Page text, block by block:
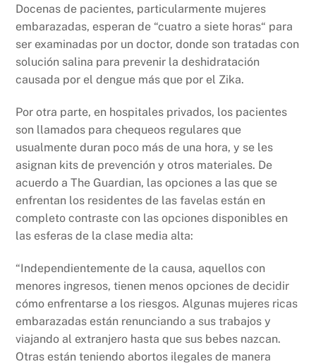
Docenas de pacientes, particularmente mujeres
embarazadas, esperan de “cuatro a siete horas“ para
ser examinadas por un doctor, donde son tratadas con
solución salina para prevenir la deshidratación
causada por el dengue más que por el Zika.
Por otra parte, en hospitales privados, los pacientes
son llamados para chequeos regulares que
usualmente duran poco más de una hora, y se les
asignan kits de prevención y otros materiales. De
acuerdo a The Guardian, las opciones a las que se
enfrentan los residentes de las favelas están en
completo contraste con las opciones disponibles en
las esferas de la clase media alta:
“Independientemente de la causa, aquellos con
menores ingresos, tienen menos opciones de decidir
cómo enfrentarse a los riesgos. Algunas mujeres ricas
embarazadas están renunciando a sus trabajos y
viajando al extranjero hasta que sus bebes nazcan.
Otras están teniendo abortos ilegales de manera